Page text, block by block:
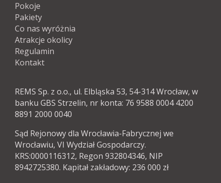
Pokoje
Pakiety
Co nas wyróżnia
Atrakcje okolicy
Regulamin
Kontakt
REMS Sp. z o.o., ul. Elbląska 53, 54-314 Wrocław, w
banku GBS Strzelin, nr konta: 76 9588 0004 4200
8891 2000 0040
Sąd Rejonowy dla Wrocławia-Fabrycznej we
Wrocławiu, VI Wydział Gospodarczy.
KRS:0000116312, Regon 932804346, NIP
8942725380. Kapitał zakładowy: 236 000 zł